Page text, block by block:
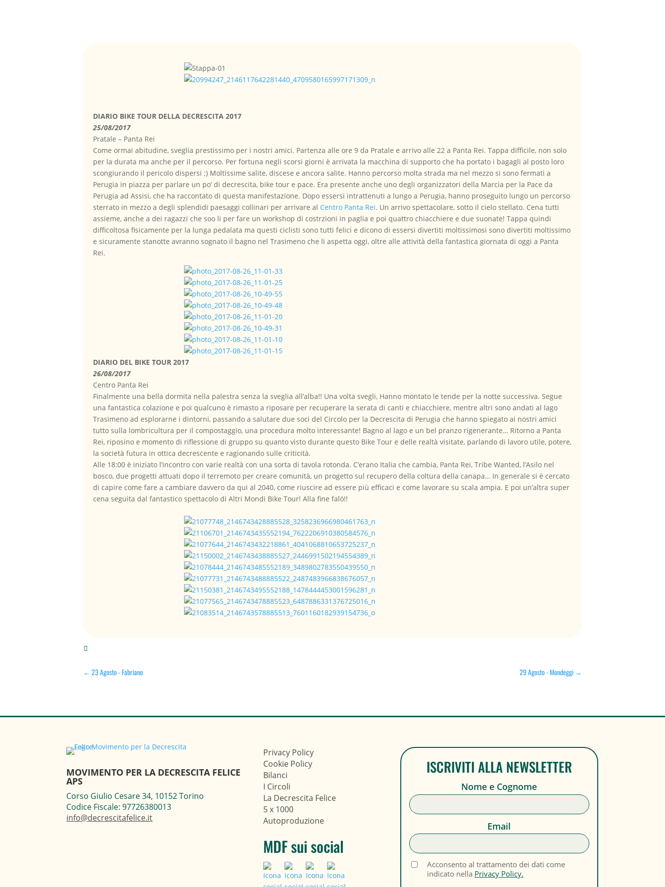
DIARIO BIKE TOUR DELLA DECRESCITA 2017
25/08/2017
Pratale – Panta Rei
Come ormai abitudine, sveglia prestissimo per i nostri amici. Partenza alle ore 9 da Pratale e arrivo alle 22 a Panta Rei. Tappa difficile, non solo
per la durata ma anche per il percorso. Per fortuna negli scorsi giorni è arrivata la macchina di supporto che ha portato i bagagli al posto loro
scongiurando il pericolo dispersi;) Moltissime salite, discese e ancora salite. Hanno percorso molta strada ma nel mezzo si sono fermati a
Perugia in piazza per parlare un po’ di decrescita, bike tour e pace. Era presente anche uno degli organizzatori della Marcia per la Pace da
Perugia ad Assisi, che ha raccontato di questa manifestazione. Dopo essersi intrattenuti a lungo a Perugia, hanno proseguito lungo un percorso
sterrato in mezzo a degli splendidi paesaggi collinari per arrivare al Centro Panta Rei. Un arrivo spettacolare, sotto il cielo stellato. Cena tutti
assieme, anche a dei ragazzi che soo li per fare un workshop di costrzioni in paglia e poi quattro chiacchiere e due suonate! Tappa quindi
difficoltosa fisicamente per la lunga pedalata ma questi ciclisti sono tutti felici e dicono di essersi divertiti moltissimosi sono divertiti moltissimo
e sicuramente stanotte avranno sognato il bagno nel Trasimeno che li aspetta oggi, oltre alle attività della fantastica giornata di oggi a Panta
Rei.
DIARIO DEL BIKE TOUR 2017
26/08/2017
Centro Panta Rei
Finalmente una bella dormita nella palestra senza la sveglia all’alba!! Una volta svegli, Hanno montato le tende per la notte successiva. Segue
una fantastica colazione e poi qualcuno è rimasto a riposare per recuperare la serata di canti e chiacchiere, mentre altri sono andati al lago
Trasimeno ad esplorarne i dintorni, passando a salutare due soci del Circolo per la Decrescita di Perugia che hanno spiegato ai nostri amici
tutto sulla lombricultura per il compostaggio, una procedura molto interessante! Bagno al lago e un bel pranzo rigenerante… Ritorno a Panta
Rei, riposino e momento di riflessione di gruppo su quanto visto durante questo Bike Tour e delle realtà visitate, parlando di lavoro utile, potere,
la società futura in ottica decrescente e ragionando sulle criticità.
Alle 18:00 è iniziato l’incontro con varie realtà con una sorta di tavola rotonda. C’erano Italia che cambia, Panta Rei, Tribe Wanted, l’Asilo nel
bosco, due progetti attuati dopo il terremoto per creare comunità, un progetto sul recupero della coltura della canapa… In generale si è cercato
di capire come fare a cambiare davvero da qui al 2040, come riuscire ad essere più efficaci e come lavorare su scala ampia. E poi un’altra super
cena seguita dal fantastico spettacolo di Altri Mondi Bike Tour! Alla fine faló!!

←23 Agosto - Fabriano 29 Agosto - Mondeggi→
MOVIMENTO PER LA DECRESCITA FELICE
APS
Corso Giulio Cesare 34, 10152 Torino
Codice Fiscale: 97726380013
info@decrescitafelice.it
Privacy Policy
Cookie Policy
Bilanci
I Circoli
La Decrescita Felice
5 x 1000
Autoproduzione
MDF sui social
ISCRIVITI ALLA NEWSLETTER
Nome e Cognome
Email
Acconsento al trattamento dei dati come
indicato nella Privacy Policy.